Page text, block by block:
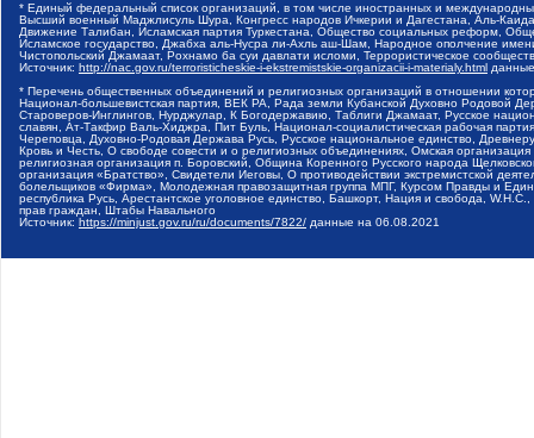
* Единый федеральный список организаций, в том числе иностранных и
Высший военный Маджлисуль Шура, Конгресс народов Ичкерии и Дагестана, Аль-
Движение Талибан, Исламская партия Туркестана, Общество социальных реформ,
Исламское государство, Джабха аль-Нусра ли-Ахль аш-Шам, Народное ополчение
Чистопольский Джамаат, Рохнамо ба суи давлати исломи, Террористическое
Источник: http://nac.gov.ru/terroristicheskie-i-ekstremistskie-organizacii-i-materialy.html
* Перечень общественных объединений и религиозных организаций в отношении
Национал-большевистская партия, ВЕК РА, Рада земли Кубанской Духовно Родовой
Староверов-Инглингов, Нурджулар, К Богодержавию, Таблиги Джамаат, Русское
славян, Ат-Такфир Валь-Хиджра, Пит Буль, Национал-социалистическая рабочая
Череповца, Духовно-Родовая Держава Русь, Русское национальное единство,
Кровь и Честь, О свободе совести и о религиозных объединениях, Омская
религиозная организация п. Боровский, Община Коренного Русского народа
организация «Братство», Свидетели Иеговы, О противодействии экстремистской
болельщиков «Фирма», Молодежная правозащитная группа МПГ, Курсом Правды и
республика Русь, Арестантское уголовное единство, Башкорт, Нация и свобода,
прав граждан, Штабы Навального
Источник: https://minjust.gov.ru/ru/documents/7822/ данные на 06.08.2021